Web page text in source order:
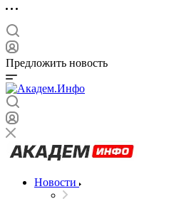
Предложить новость
Новости